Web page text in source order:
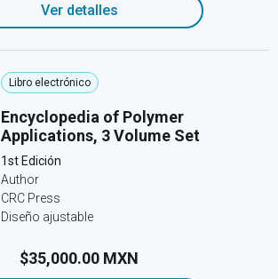
Ver detalles
Libro electrónico
Encyclopedia of Polymer
Applications, 3 Volume Set
1st Edición
Author
CRC Press
Diseño ajustable
$35,000.00 MXN